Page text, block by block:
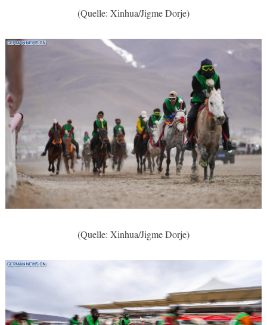
(Quelle: Xinhua/Jigme Dorje)
(Quelle: Xinhua/Jigme Dorje)